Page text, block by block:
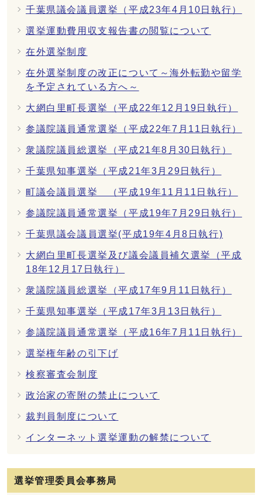
千葉県議会議員選挙（平成23年4月10日執行）
選挙運動費用収支報告書の閲覧について
在外選挙制度
在外選挙制度の改正について～海外転勤や留学
を予定されている方へ～
大網白里町長選挙（平成22年12月19日執行）
参議院議員通常選挙（平成22年7月11日執行）
衆議院議員総選挙（平成21年8月30日執行）
千葉県知事選挙（平成21年3月29日執行）
町議会議員選挙 （平成19年11月11日執行）
参議院議員通常選挙（平成19年7月29日執行）
千葉県議会議員選挙(平成19年4月8日執行)
大網白里町長選挙及び議会議員補欠選挙（平成
18年12月17日執行）
衆議院議員総選挙（平成17年9月11日執行）
千葉県知事選挙（平成17年3月13日執行）
参議院議員通常選挙（平成16年7月11日執行）
選挙権年齢の引下げ
検察審査会制度
政治家の寄附の禁止について
裁判員制度について
インターネット選挙運動の解禁について
選挙管理委員会事務局